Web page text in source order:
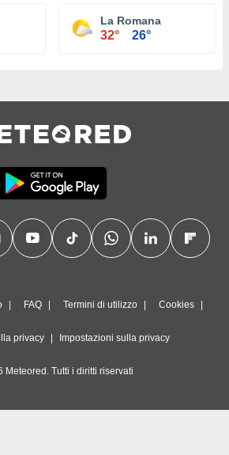
La Romana
32° 26°
FAQ Termini di utilizzo Cookies
privacy Impostazioni sulla privacy
Meteored. Tutti i diritti riservati